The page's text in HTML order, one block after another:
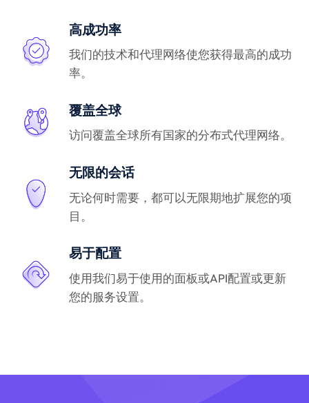
高成功率
我们的技术和代理网络使您获得最高的成功
率。
覆盖全球
访问覆盖全球所有国家的分布式代理网络。
无限的会话
无论何时需要，都可以无限期地扩展您的项
目。
易于配置
使用我们易于使用的面板或API配置或更新
您的服务设置。